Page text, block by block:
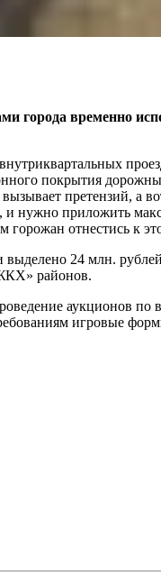
города временно
покрытия
претензий, а
и нужно приложить
горожан отнестись к
24 млн.
районов.
аукционов
игровые